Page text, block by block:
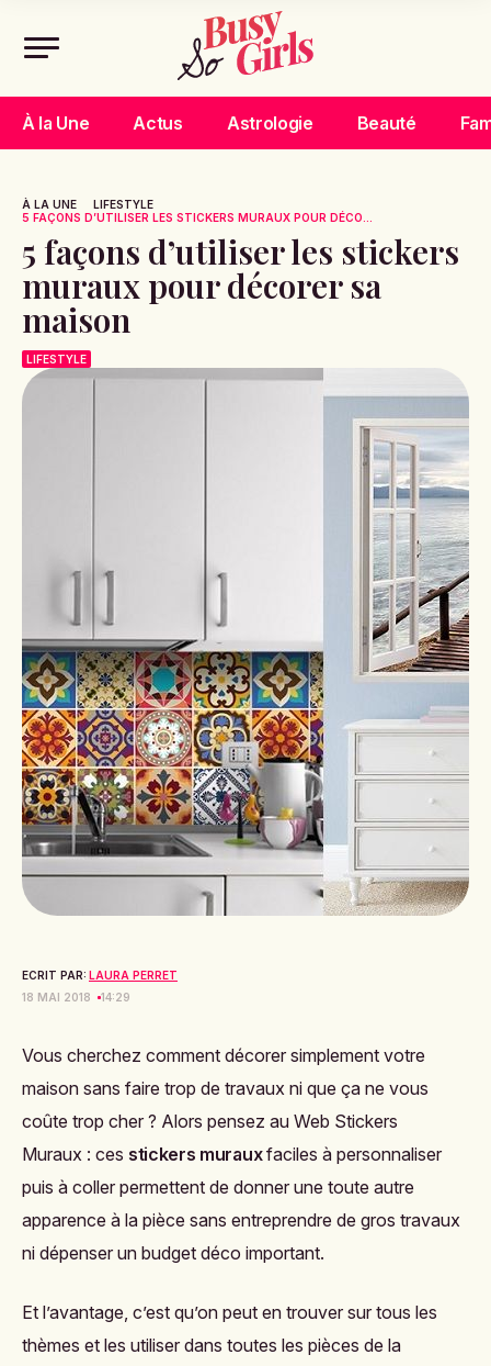
À la Une Actus Astrologie Beauté
À LA UNE
LIFESTYLE
5 FAÇONS D’UTILISER LES STICKERS MURAUX POUR DÉCO...
5 façons d’utiliser les stickers
muraux pour décorer sa
maison
LIFESTYLE
ECRIT PAR: LAURA PERRET
18 MAI 2018
14:29
Vous cherchez comment décorer simplement votre
maison sans faire trop de travaux ni que ça ne vous
coûte trop cher ? Alors pensez au Web Stickers
Muraux : ces stickers murauxfaciles à personnaliser
puis à coller permettent de donner une toute autre
apparence à la pièce sans entreprendre de gros travaux
ni dépenser un budget déco important.
Et l’avantage, c’est qu’on peut en trouver sur tous les
thèmes et les utiliser dans toutes les pièces de la